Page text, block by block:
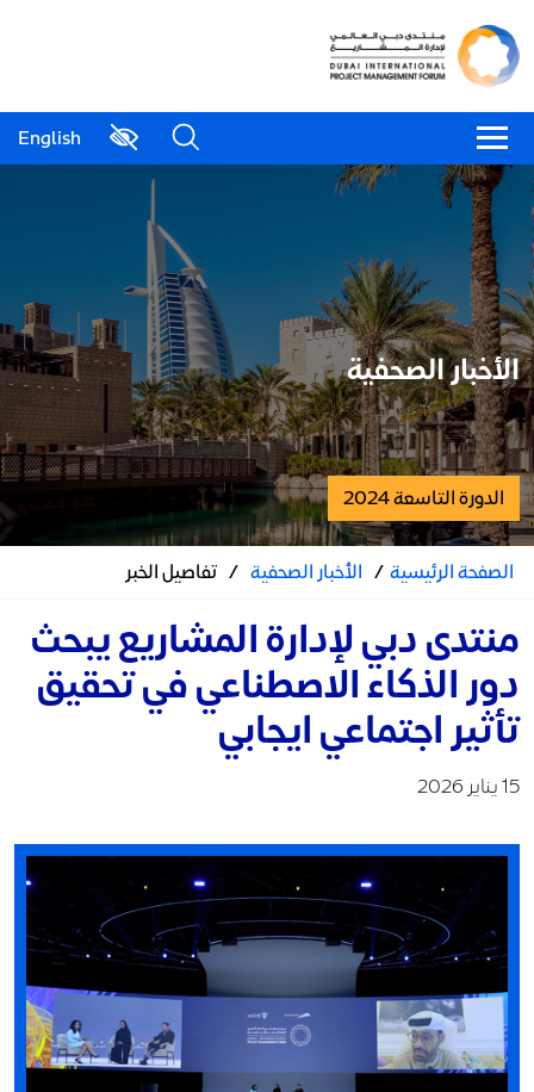
English
الأخبار الصحفية
الدورة التاسعة 2024
الصفحة الرئيسية/ الأخبار الصحفية / تفاصيل الخبر
منتدى دبي لإدارة المشاريع يبحث
دور الذكاء الاصطناعي في تحقيق
تأثير اجتماعي ايجابي
15 يناير 2026